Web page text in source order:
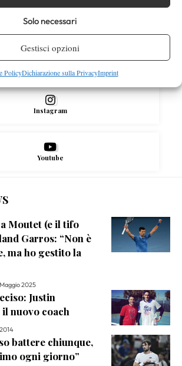
Solo necessari
Gestisci opzioni
PolicyDichiarazione sulla PrivacyImprint
X
Instagram
Youtube
Moutet (e il tifo
Garros: “Non è
ma ho gestito la
2025
Justin
nuovo coach
battere chiunque,
ogni giorno”